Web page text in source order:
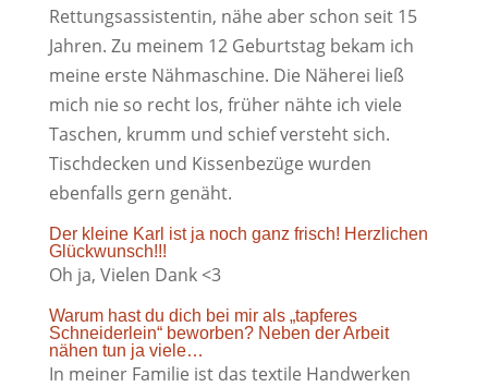
Rettungsassistentin, nähe aber schon seit 15
Jahren. Zu meinem 12 Geburtstag bekam ich
meine erste Nähmaschine. Die Näherei ließ
mich nie so recht los, früher nähte ich viele
Taschen, krumm und schief versteht sich.
Tischdecken und Kissenbezüge wurden
ebenfalls gern genäht.
Der kleine Karl ist ja noch ganz frisch! Herzlichen
Glückwunsch!!!
Oh ja, Vielen Dank <3
Warum hast du dich bei mir als „tapferes
Schneiderlein“ beworben? Neben der Arbeit
nähen tun ja viele…
In meiner Familie ist das textile Handwerken